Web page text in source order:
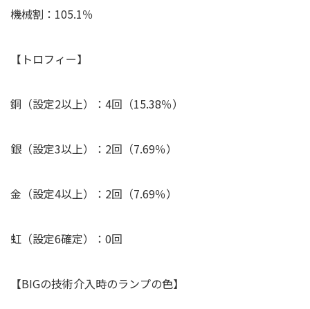
機械割：105.1％
【トロフィー】
銅（設定2以上）：4回（15.38％）
銀（設定3以上）：2回（7.69％）
金（設定4以上）：2回（7.69％）
虹（設定6確定）：0回
【BIGの技術介入時のランプの色】